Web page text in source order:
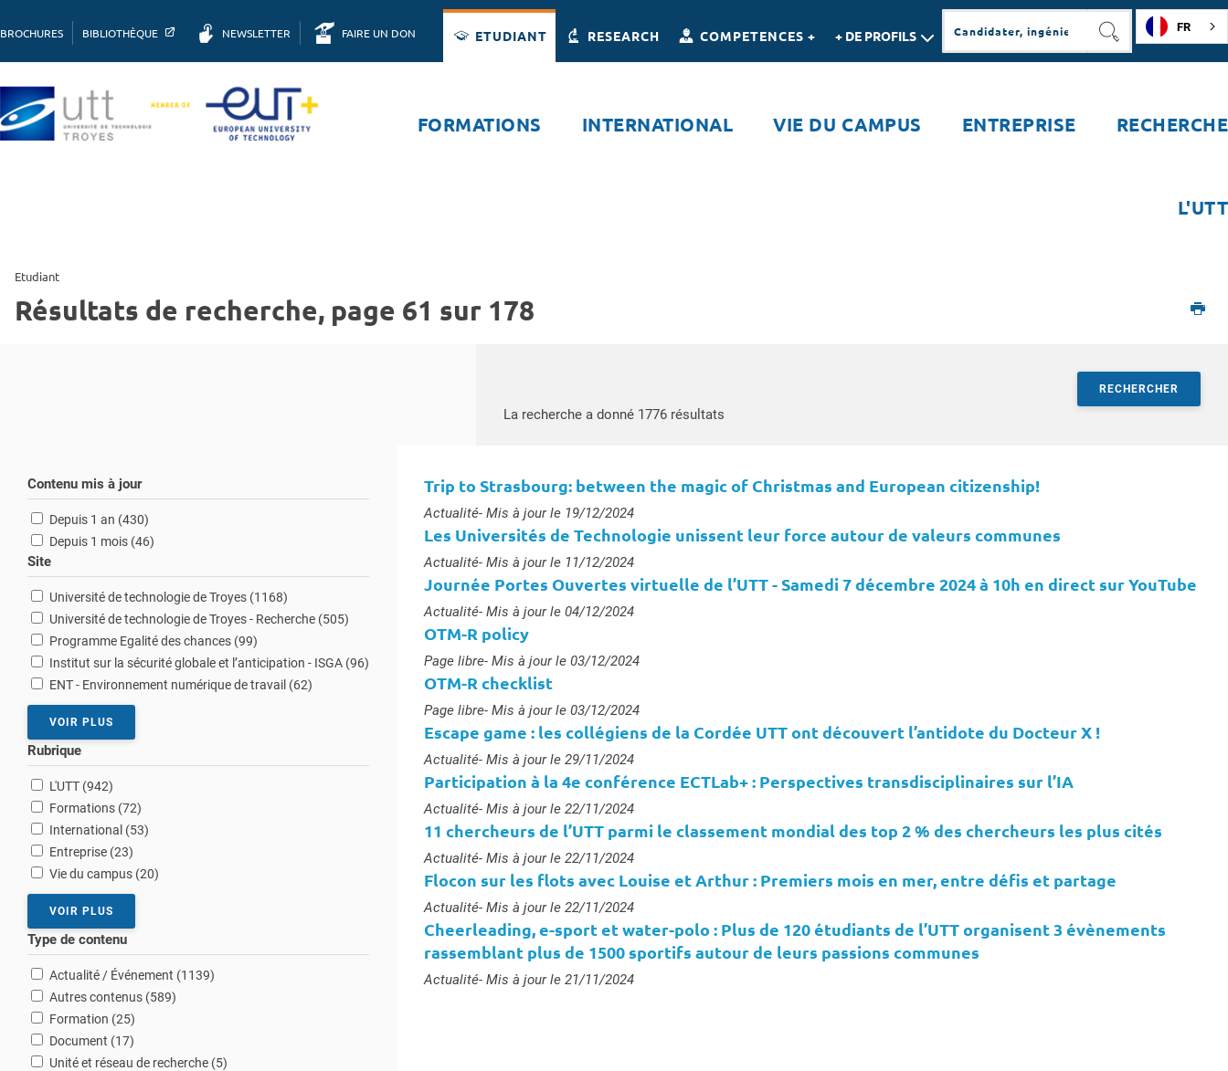
BROCHURES BIBLIOTHÈQUE NEWSLETTER FAIRE UN DON ETUDIANT RESEARCH COMPETENCES + + DE PROFILS
RECHERCHER
FR
FORMATIONS INTERNATIONAL VIE DU CAMPUS ENTREPRISE RECHERCHE
L'UTT
Etudiant
Résultats de recherche, page 61 sur 178
RECHERCHER
La recherche a donné 1776 résultats
Contenu mis à jour
Depuis 1 an (430résultats
)
Depuis 1 mois (46résultats
)
Site
Université de technologie de Troyes (1168résultats
)
Université de technologie de Troyes - Recherche (505résultats
)
Programme Egalité des chances (99résultats
)
Institut sur la sécurité globale et l’anticipation - ISGA (96résultats
)
ENT - Environnement numérique de travail (62résultats
)
VOIR PLUS
Rubrique
L'UTT (942résultats
)
Formations (72résultats
)
International (53résultats
)
Entreprise (23résultats
)
Vie du campus (20résultats
)
VOIR PLUS
Type de contenu
Actualité / Événement (1139résultats
)
Autres contenus (589résultats
)
Formation (25résultats
)
Document (17résultats
)
Unité et réseau de recherche (5résultats
)
Trip to Strasbourg: between the magic of Christmas and European citizenship!
Type :
Actualité- Mis à jour le 19/12/2024
Les Universités de Technologie unissent leur force autour de valeurs communes
Type :
Actualité- Mis à jour le 11/12/2024
Journée Portes Ouvertes virtuelle de l’UTT - Samedi 7 décembre 2024 à 10h en direct sur YouTube
Type :
Actualité- Mis à jour le 04/12/2024
OTM-R policy
Type :
Page libre- Mis à jour le 03/12/2024
OTM-R checklist
Type :
Page libre- Mis à jour le 03/12/2024
Escape game : les collégiens de la Cordée UTT ont découvert l’antidote du Docteur X !
Type :
Actualité- Mis à jour le 29/11/2024
Participation à la 4e conférence ECTLab+ : Perspectives transdisciplinaires sur l’IA
Type :
Actualité- Mis à jour le 22/11/2024
11 chercheurs de l’UTT parmi le classement mondial des top 2 % des chercheurs les plus cités
Type :
Actualité- Mis à jour le 22/11/2024
Flocon sur les flots avec Louise et Arthur : Premiers mois en mer, entre défis et partage
Type :
Actualité- Mis à jour le 22/11/2024
Cheerleading, e-sport et water-polo : Plus de 120 étudiants de l’UTT organisent 3 évènements
rassemblant plus de 1500 sportifs autour de leurs passions communes
Type :
Actualité- Mis à jour le 21/11/2024